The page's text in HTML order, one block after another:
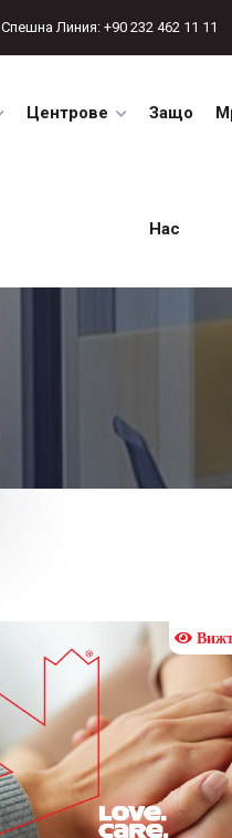
Спешна Линия: +90 232 462 11 11
Центрове Защо
Нас